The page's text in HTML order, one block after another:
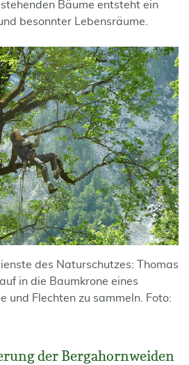
Bäume entsteht ein
besonnter Lebensräume.
des Naturschutzes: Thomas
in die Baumkrone eines
und Flechten zu sammeln. Foto:
der Bergahornweiden